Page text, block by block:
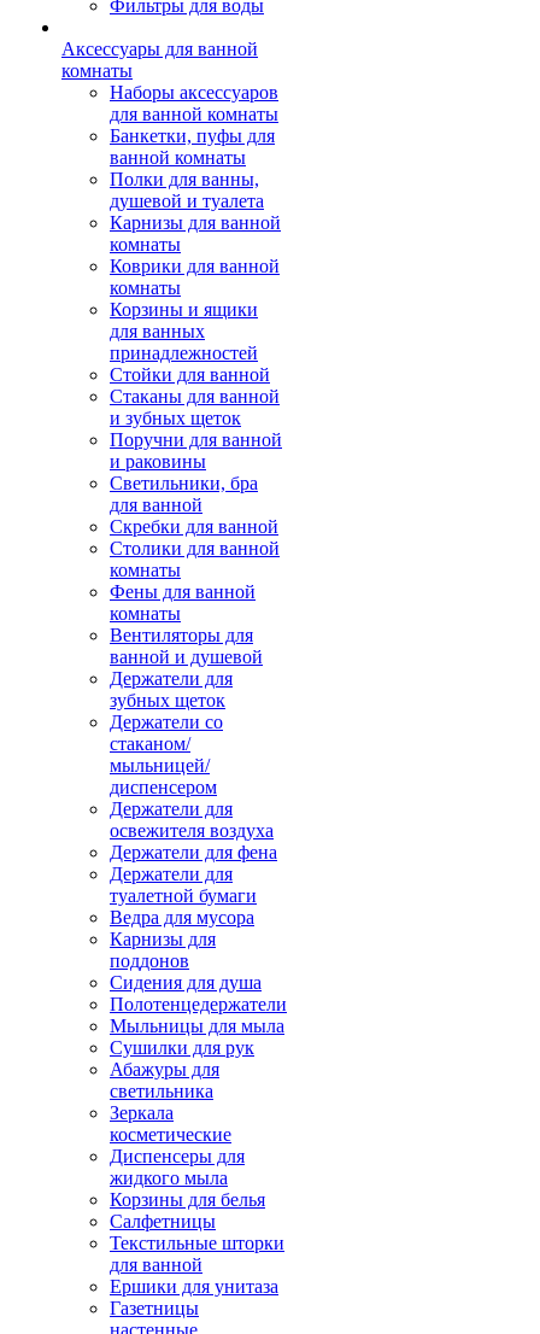
Фильтры для воды
Аксессуары для ванной
комнаты
Наборы аксессуаров
для ванной комнаты
Банкетки, пуфы для
ванной комнаты
Полки для ванны,
душевой и туалета
Карнизы для ванной
комнаты
Коврики для ванной
комнаты
Корзины и ящики
для ванных
принадлежностей
Стойки для ванной
Стаканы для ванной
и зубных щеток
Поручни для ванной
и раковины
Светильники, бра
для ванной
Скребки для ванной
Столики для ванной
комнаты
Фены для ванной
комнаты
Вентиляторы для
ванной и душевой
Держатели для
зубных щеток
Держатели со
стаканом/
мыльницей/
диспенсером
Держатели для
освежителя воздуха
Держатели для фена
Держатели для
туалетной бумаги
Ведра для мусора
Карнизы для
поддонов
Сидения для душа
Полотенцедержатели
Мыльницы для мыла
Сушилки для рук
Абажуры для
светильника
Зеркала
косметические
Диспенсеры для
жидкого мыла
Корзины для белья
Салфетницы
Текстильные шторки
для ванной
Ершики для унитаза
Газетницы
настенные